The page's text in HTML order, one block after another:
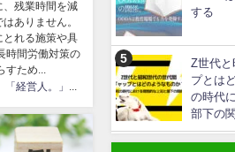
、残業時間を減
ありません。
とれる施策や具
時間労働対策の
ため...
する
Z世代と
プとは
の時代
部下の